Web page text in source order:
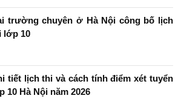
trường chuyên ở Hà Nội công bố lịch
lớp 10
tiết lịch thi và cách tính điểm xét tuyển
10 Hà Nội năm 2026